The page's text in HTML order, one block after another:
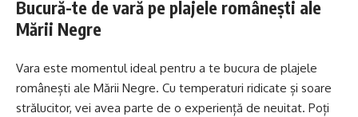
Bucură-te de vară pe plajele românești ale
Mării Negre
Vara este momentul ideal pentru a te bucura de plajele
românești ale Mării Negre. Cu temperaturi ridicate și soare
strălucitor, vei avea parte de o experiență de neuitat. Poți